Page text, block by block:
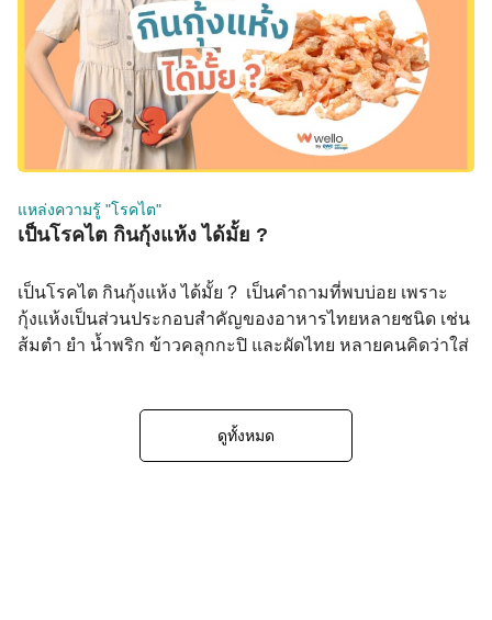
(mg/100g) Purine (mg/100g) โคเลสเตอรอล (mg/100g) ตับ
หมู/วัว ~380–420 ~260–360 ~300–370 ไตหมู/วัว ~250–300
~200–270 ~350–400 หัวใจหมู ~210–250 ~170–210 ~140
กึ๋นไก่ ~195–230 ~150–200 ~175 สมองวัว ~380–420 ~90
~2,000+ ลำไส้หมู ~160–200 ~130–170 […]
แหล่งความรู้ "โรคไต"
เป็นโรคไต กินกุ้งแห้ง ได้มั้ย ?
เป็นโรคไต กินกุ้งแห้ง ได้มั้ย ? เป็นคำถามที่พบบ่อย เพราะ
กุ้งแห้งเป็นส่วนประกอบสำคัญของอาหารไทยหลายชนิด เช่น
ส้มตำ ยำ น้ำพริก ข้าวคลุกกะปิ และผัดไทย หลายคนคิดว่าใส่
ทำให้ผู้ป่วยโรคไตได้รับโซเดียมเกินโดยไม่รู้ตัว ทำไมผู้ป่วย
โรคไตต้องระวังโซเดียม? เมื่อไตทำงานลดลง ความสามารถ
ดูทั้งหมด